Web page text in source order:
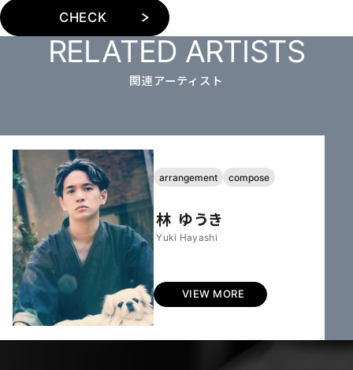
CHECK
RELATED ARTISTS
関連アーティスト
arrangement compose
林 ゆうき
Yuki Hayashi
VIEW MORE